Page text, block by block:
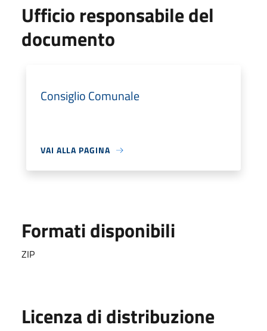
Ufficio responsabile del
documento
Consiglio Comunale
VAI ALLA PAGINA
Formati disponibili
ZIP
Licenza di distribuzione